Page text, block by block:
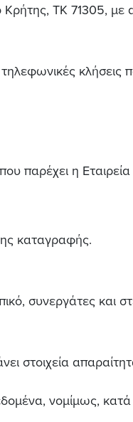
ΤΚ 71305,
κλήσεις
παρέχει η
καταγραφής.
συνεργάτες και
στοιχεία
νομίμως,